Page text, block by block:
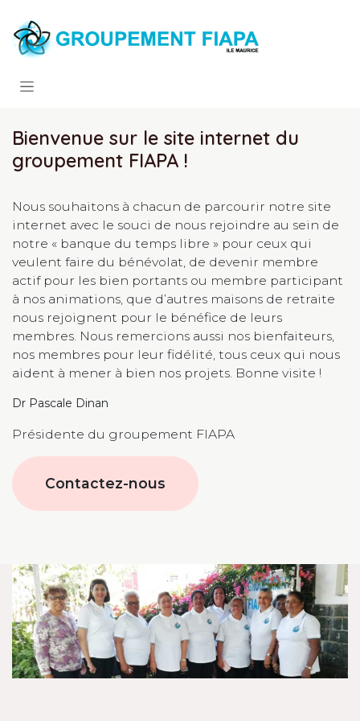
Bienvenue sur le site internet du
groupement FIAPA !
Nous souhaitons à chacun de parcourir notre site
internet avec le souci de nous rejoindre au sein de
notre « banque du temps libre » pour ceux qui
veulent faire du bénévolat, de devenir membre
actif pour les bien portants ou membre participant
à nos animations, que d’autres maisons de retraite
nous rejoignent pour le bénéfice de leurs
membres. Nous remercions aussi nos bienfaiteurs,
nos membres pour leur fidélité, tous ceux qui nous
aident à mener à bien nos projets. Bonne visite !
Dr Pascale Dinan
Présidente du groupement FIAPA
Contactez-nous